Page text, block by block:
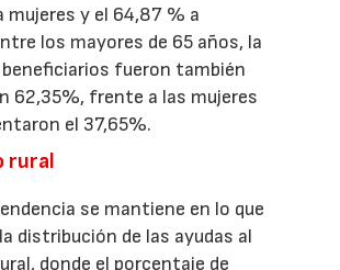
mujeres y el 64,87 % a
los mayores de 65 años, la
beneficiarios fueron también
62,35%, frente a las mujeres
el 37,65%.
rural
se mantiene en lo que
distribución de las ayudas al
donde el porcentaje de